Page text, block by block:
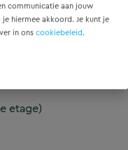
communicatie aan jouw
je hiermee akkoord. Je kunt je
in ons cookiebeleid.
etage)